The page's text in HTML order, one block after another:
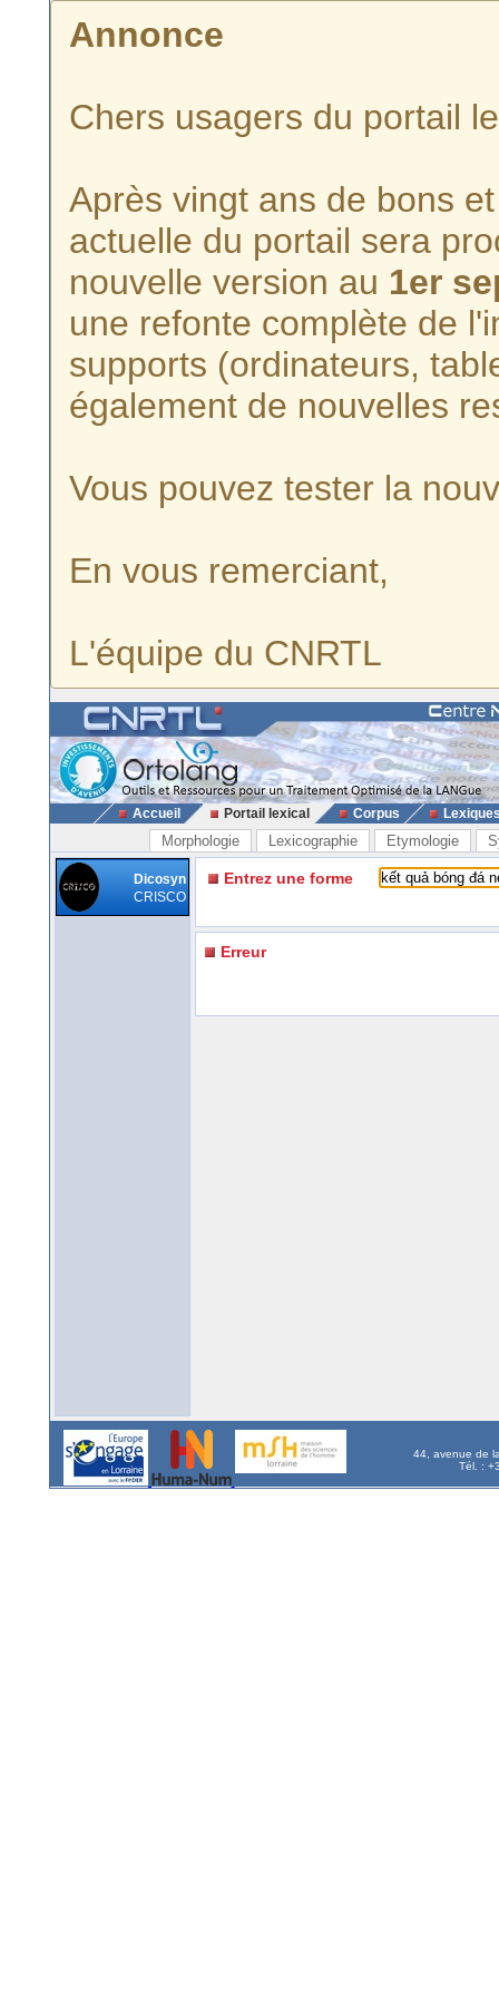
Annonce
Chers usagers du portail
Après vingt ans de bons
actuelle du portail sera
nouvelle version au 1er
une refonte complète de
supports (ordinateurs,
également de nouvelles
Vous pouvez tester la
En vous remerciant,
L'équipe du CNRTL
Accueil Portail lexical Corpus
Morphologie Lexicographie Etymologie
Dicosyn
CRISCO
Entrez une forme
Erreur
44, avenue de
Tél. :